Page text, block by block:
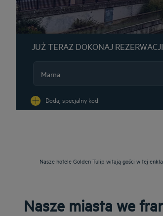
JUŻ TERAZ DOKONAJ
Dodaj specjalny kod
Nasze hotele Golden Tulip witają gości w tej
Nasze miasta we